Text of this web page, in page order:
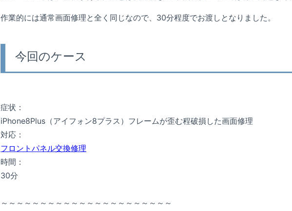
作業的には通常画面修理と全く同じなので、30分程度でお渡しとなりました。
今回のケース
症状：
iPhone8Plus（アイフォン8プラス）フレームが歪む程破損した画面修理
対応：
フロントパネル交換修理
時間：
30分
～～～～～～～～～～～～～～～～～～～～～～